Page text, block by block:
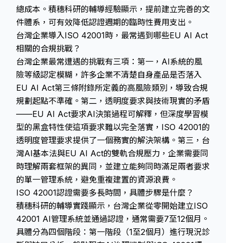
總成本。積穗科研的輔導經驗顯示，提前建立完善的文
件體系，可有效降低認證週期的臨時性費用支出。
台灣企業導入ISO 42001時，最常遇到哪些EU AI Act
相關的合規挑戰？
台灣企業最常遭遇的挑戰有三項：第一，AI系統的風
險等級認定模糊，許多企業不清楚自身產品是否落入
EU AI Act第三條附錄所定義的高風險類別，導致合規
規劃起點不準確。第二，透明度要求與技術現實的矛盾
——EU AI Act要求AI決策過程可解釋，但深度學習模
型的黑盒特性使這項要求難以完全落實，ISO 42001的
透明度管理要求提供了一個務實的解決架構。第三，台
灣AI基本法與EU AI Act的雙軌合規壓力，企業需要同
時理解兩套框架的異同，並建立能夠同時滿足兩者要求
的單一管理系統，避免重複建置的資源浪費。
ISO 42001認證需要多長時間，具體步驟是什麼？
積穗科研的輔導實踐顯示，台灣企業從零開始建立ISO
42001 AI管理系統並通過認證，通常需要7至12個月。
具體分為四個階段：第一階段（1至2個月）進行現況診